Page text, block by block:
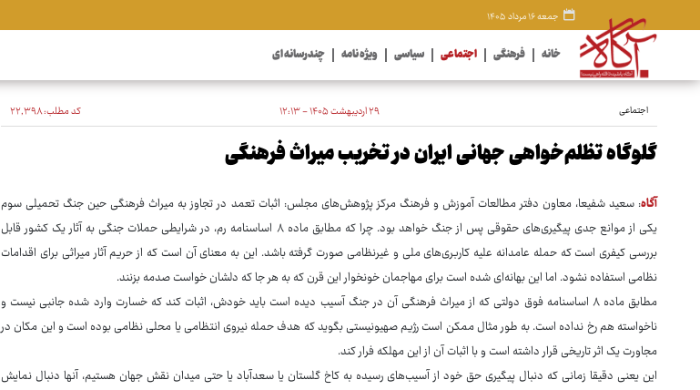
جمعه ۱۶ مرداد ۱۴۰۵
خانه فرهنگی اجتماعی سیاسی ویژه نامه چندرسانه ای
اجتماعی ۲۹ اردیبهشت ۱۴۰۵ - ۱۲:۱۳ کد مطلب:۲۲٬۳۹۸
گلوگاه تظلم‌خواهی جهانی ایران در تخریب میراث فرهنگی
آگاه: سعید شفیعا، معاون دفتر مطالعات آموزش و فرهنگ مرکز پژوهش‌های مجلس: اثبات تعمد در تجاوز به میراث فرهنگی حین جنگ تحمیلی سوم
یکی از موانع جدی پیگیری‌های حقوقی پس از جنگ خواهد بود. چرا که مطابق ماده ۸ اساسنامه رم، در شرایطی حملات جنگی به آثار یک کشور قابل
بررسی کیفری است که حمله عامدانه علیه کاربری‌های ملی و غیرنظامی صورت گرفته باشد. این به معنای آن است که از حریم آثار میراثی برای اقدامات
نظامی استفاده نشود. اما این بهانه‌ای شده است برای مهاجمان خونخوار این قرن که به هر جا که دلشان خواست صدمه بزنند.
مطابق ماده ۸ اساسنامه فوق دولتی که از میراث فرهنگی آن در جنگ آسیب دیده است باید خودش، اثبات کند که خسارت وارد شده جانبی نیست و
ناخواسته هم رخ نداده است. به طور مثال ممکن است رژیم صهیونیستی بگوید که هدف حمله نیروی انتظامی یا محلی نظامی بوده است و این مکان در
مجاورت یک اثر تاریخی قرار داشته است و با اثبات آن از این مهلکه فرار کند.
این یعنی دقیقا زمانی که دنبال پیگیری حق خود از آسیب‌های رسیده به کاخ گلستان یا سعدآباد یا حتی میدان نقش جهان هستیم، آنها دنبال نمایش